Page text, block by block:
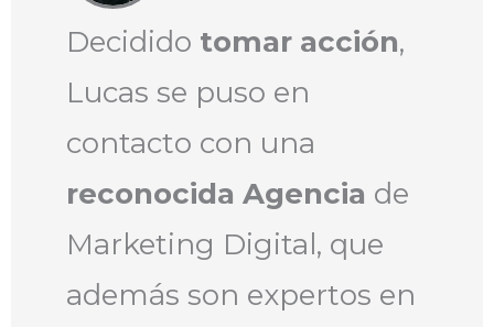
Decidido tomar acción,
Lucas se puso en
contacto con una
reconocida Agencia de
Marketing Digital, que
además son expertos en